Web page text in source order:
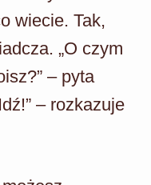
wiecie. Tak,
„O czym
– pyta
– rozkazuje